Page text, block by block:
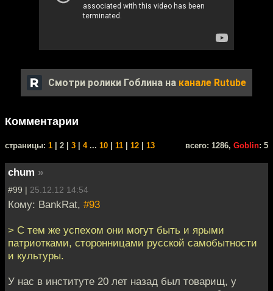
Смотри ролики Гоблина на канале Rutube
Комментарии
cтраницы: 1 | 2 | 3 4... 10 11 12 13 всего: 1286, Goblin: 5
chum »
#99 | 25.12.12 14:54
Кому: BankRat, #93
> С тем же успехом они могут быть и ярыми
патриотками, сторонницами русской самобытности
и культуры.
У нас в институте 20 лет назад был товарищ, у